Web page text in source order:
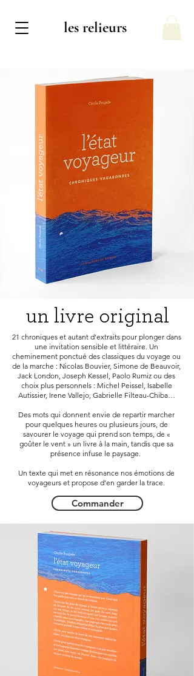
les relieurs
un livre original
21 chroniques et autant d’extraits pour plonger dans
une invitation sensible et littéraire. Un
cheminement ponctué des classiques du voyage ou
de la marche : Nicolas Bouvier, Simone de Beauvoir,
Jack London, Joseph Kessel, Paolo Rumiz ou des
choix plus personnels : Michel Peissel, Isabelle
Autissier, Irene Vallejo, Gabrielle Filteau-Chiba…
Des mots qui donnent envie de repartir marcher
pour quelques heures ou plusieurs jours, de
savourer le voyage qui prend son temps, de «
goûter le vent » un livre à la main, tandis que sa
présence infuse le paysage.
Un texte qui met en résonance nos émotions de
voyageurs et propose d’en garder la trace.
Commander